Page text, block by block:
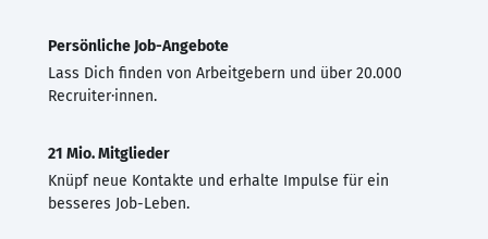
Persönliche Job-Angebote
Lass Dich finden von Arbeitgebern und über 20.000
Recruiter·innen.
21 Mio. Mitglieder
Knüpf neue Kontakte und erhalte Impulse für ein
besseres Job-Leben.